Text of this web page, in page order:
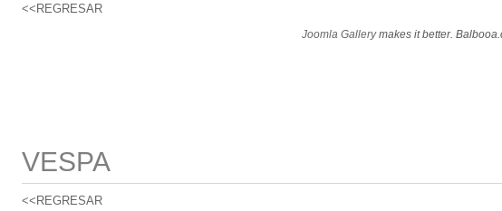
<<REGRESAR
Joomla Gallerymakes it better.
VESPA
<<REGRESAR